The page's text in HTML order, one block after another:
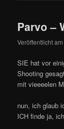
Parvo –
Veröffentlicht
SIE hat vor
Shooting
mit vieeeelen
nun, ich glaub
ICH finde ja,